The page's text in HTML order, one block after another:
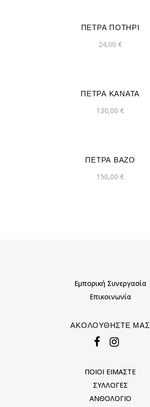
ΠΕΤΡΑ ΠΟΤΗΡΙ
24,00 €
ΠΕΤΡΑ ΚΑΝΑΤΑ
130,00 €
ΠΕΤΡΑ ΒΑΖΟ
150,00 €
Εμπορική Συνεργασία
Επικοινωνία
ΑΚΟΛΟΥΘΉΣΤΕ ΜΑΣ
ΠΟΙΟΙ ΕΙΜΑΣΤΕ
ΣΥΛΛΟΓΕΣ
ΑΝΘΟΛΟΓΙΟ